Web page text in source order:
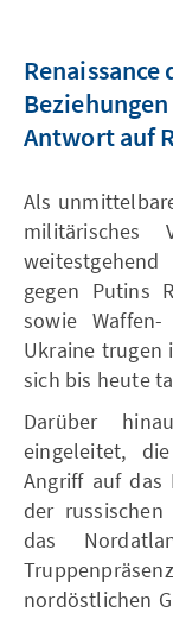
Antwort auf
Als
militärisches
gegen Putins
sowie
Ukraine trugen
sich bis heute
Darüber
eingeleitet,
Angriff auf das
der
das
nordöstlichen